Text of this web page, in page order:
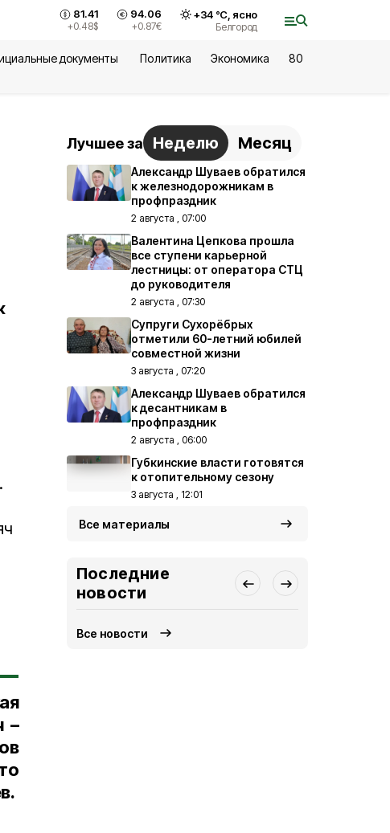
81.41
+0.48$
94.06
+0.87€
+34°С, ясно
Белгород
документы Политика Экономика
80
–
.
Лучшее за Неделю Месяц
Александр Шуваев обратился
к железнодорожникам в
профпраздник
2 августа , 07:00
Валентина Цепкова прошла
все ступени карьерной
лестницы: от оператора СТЦ
до руководителя
2 августа , 07:30
Супруги Сухорёбрых
отметили 60-летний юбилей
совместной жизни
3 августа , 07:20
Александр Шуваев обратился
к десантникам в
профпраздник
2 августа , 06:00
Губкинские власти готовятся
к отопительному сезону
3 августа , 12:01
Все материалы
Последние
новости
Все новости